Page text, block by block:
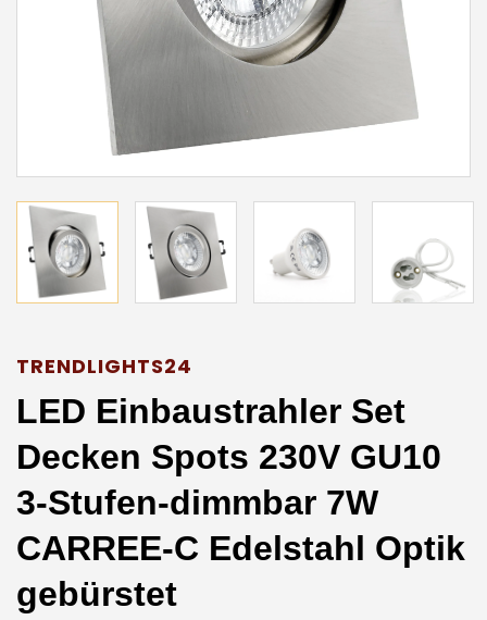
TRENDLIGHTS24
LED Einbaustrahler Set
Decken Spots 230V GU10
3-Stufen-dimmbar 7W
CARREE-C Edelstahl Optik
gebürstet